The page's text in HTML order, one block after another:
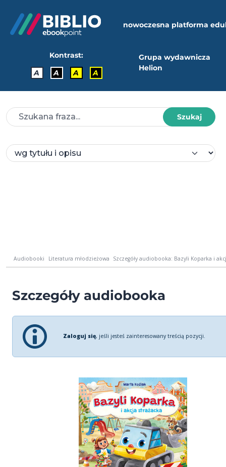
nowoczesna platforma
Kontrast:
A
A A A
Grupa wydawnicza
Helion
Szukaj
Audiobooki Literatura młodzieżowa Szczegóły audiobooka: Bazyli Koparka i
Szczegóły audiobooka
Zaloguj się, jeśli jesteś zainteresowany treścią pozycji.